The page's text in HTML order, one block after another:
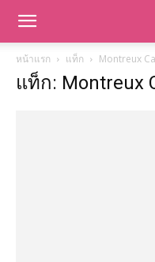
หน้าแรก แท็ก Montreux
แท็ก: Montreux